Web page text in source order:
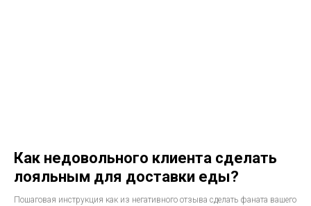
Как недовольного клиента сделать
лояльным для доставки еды?
Пошаговая инструкция как из негативного отзыва сделать фаната вашего